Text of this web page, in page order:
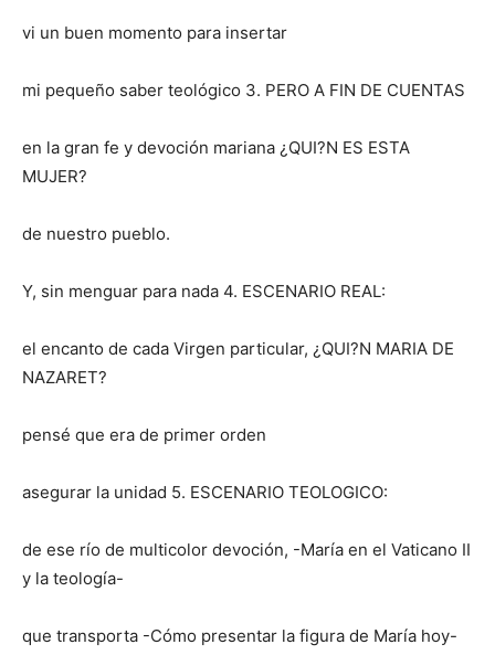
vi un buen momento para insertar
mi pequeño saber teológico 3. PERO A FIN DE CUENTAS
en la gran fe y devoción mariana ¿QUI?N ES ESTA
MUJER?
de nuestro pueblo.
Y, sin menguar para nada 4. ESCENARIO REAL:
el encanto de cada Virgen particular, ¿QUI?N MARIA DE
NAZARET?
pensé que era de primer orden
asegurar la unidad 5. ESCENARIO TEOLOGICO:
de ese río de multicolor devoción, -María en el Vaticano II
y la teología-
que transporta -Cómo presentar la figura de María hoy-